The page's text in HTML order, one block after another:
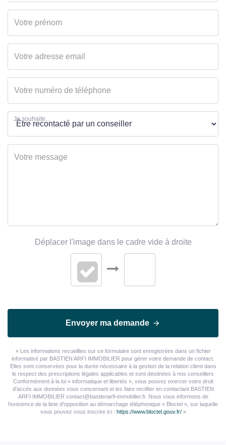
Je souhaite...
Déplacer l'image dans le cadre vide à droite
Envoyer ma demande
« Les informations recueillies sur ce formulaire sont enregistrées dans un fichier
informatisé par BASTIEN ARFI IMMOBILIER pour gérer votre demande de contact.
Elles sont conservées pour la durée nécessaire à la gestion de la relation client dans
le respect des prescriptions légales applicables et sont destinées à nos conseillers
Conformément à la loi « informatique et libertés », vous pouvez exercer votre droit
d'accès aux données vous concernant et les faire rectifier en contactant BASTIEN
ARFI IMMOBILIER contact@bastienarfi-immobilier.fr. Nous vous informons de
l'existence de la liste d'opposition au démarchage téléphonique « Bloctel », sur laquelle
vous pouvez vous inscrire ici : https://www.bloctel.gouv.fr/»